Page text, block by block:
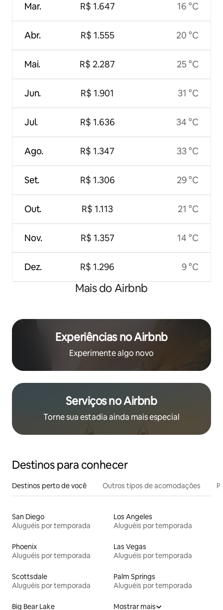
Mar.
Abr.
Mai.
Jun.
Jul.
Ago.
Set.
Out.
Nov.
Dez.
R$ 1.647
R$ 1.555
R$ 2.287
R$ 1.901
R$ 1.636
R$ 1.347
R$ 1.306
R$ 1.113
R$ 1.357
R$ 1.296
16 °C
20 °C
25 °C
31 °C
34 °C
33 °C
29 °C
21 °C
14 °C
9 °C
Mais do Airbnb
Experiências no Airbnb
Experimente algo novo
Serviços no Airbnb
Torne sua estadia ainda mais especial
Destinos para conhecer
Destinos perto de você Outros tipos de acomodações
San Diego
Aluguéis por temporada
Los Angeles
Aluguéis por temporada
Phoenix
Aluguéis por temporada
Las Vegas
Aluguéis por temporada
Scottsdale
Aluguéis por temporada
Palm Springs
Aluguéis por temporada
Big Bear Lake Mostrar mais